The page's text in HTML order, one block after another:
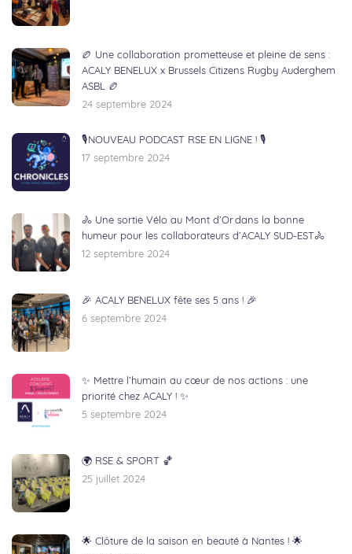
🏉 Une collaboration prometteuse et pleine de sens :
ACALY BENELUX x Brussels Citizens Rugby Auderghem
ASBL 🏉
24 septembre 2024
🎙NOUVEAU PODCAST RSE EN LIGNE ! 🎙
17 septembre 2024
🚴 Une sortie Vélo au Mont d’Or dans la bonne
humeur pour les collaborateurs d’ACALY SUD-EST🚴
12 septembre 2024
🎉 ACALY BENELUX fête ses 5 ans ! 🎉
6 septembre 2024
✨ Mettre l’humain au cœur de nos actions : une
priorité chez ACALY ! ✨
5 septembre 2024
🌍 RSE & SPORT 🏀
25 juillet 2024
🌟 Clôture de la saison en beauté à Nantes ! 🌟